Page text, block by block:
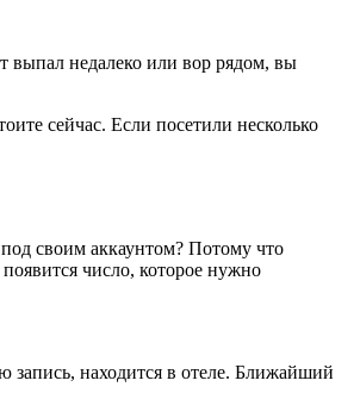
выпал недалеко или вор рядом, вы
сейчас. Если посетили несколько
своим аккаунтом? Потому что
число, которое нужно
запись, находится в отеле. Ближайший